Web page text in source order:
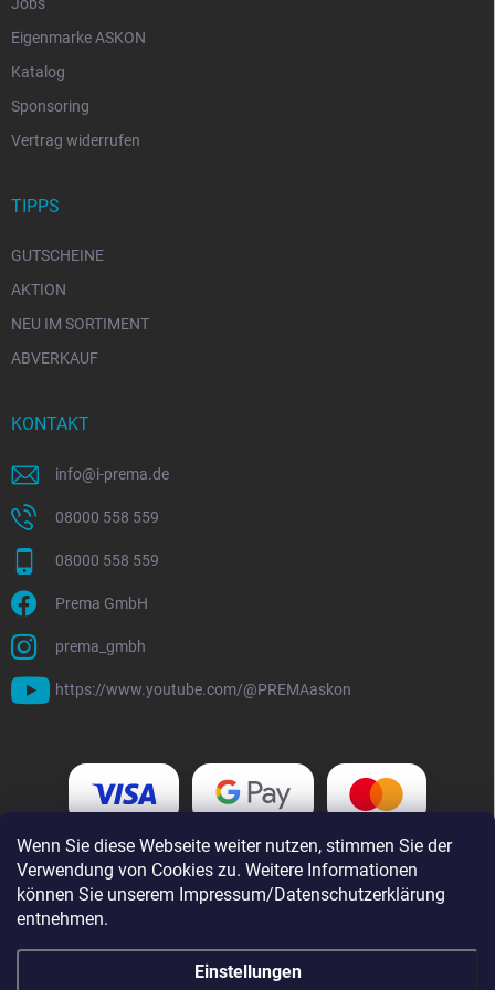
Wenn Sie diese Webseite weiter nutzen, stimmen Sie der
Verwendung von Cookies zu. Weitere Informationen
können Sie unserem Impressum/Datenschutzerklärung
entnehmen.
Einstellungen
Eigenmarke ASKON
Katalog
Sponsoring
Vertrag widerrufen
TIPPS
GUTSCHEINE
AKTION
NEU IM SORTIMENT
ABVERKAUF
KONTAKT
info@i-prema.de
08000 558 559
08000 558 559
Prema GmbH
prema_gmbh
https://www.youtube.com/@PREMAaskon